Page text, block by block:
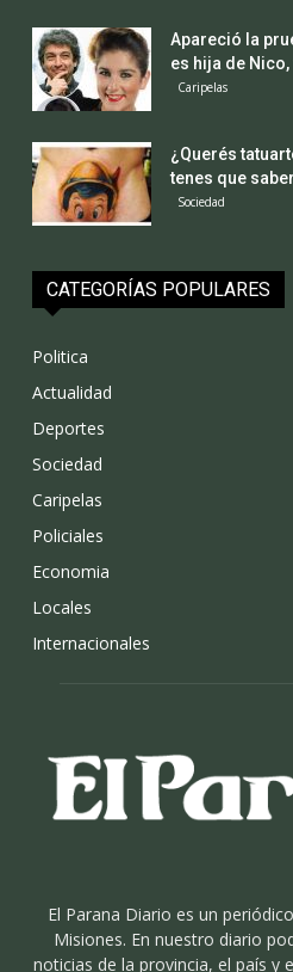
Apareció la
es hija de Nico,
Caripelas
¿Querés
tenes que
Sociedad
CATEGORÍAS POPULARES
Politica
Actualidad
Deportes
Sociedad
Caripelas
Policiales
Economia
Locales
Internacionales
El Parana Diario es un
Misiones. En nuestro diario
noticias de la provincia, el país y